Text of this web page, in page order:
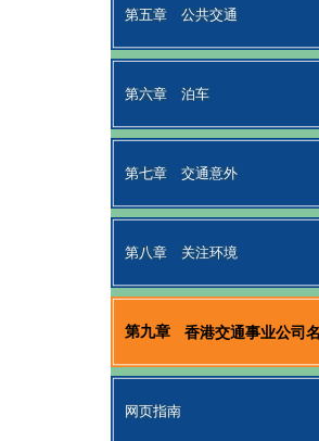
第五章 公共交通
第六章 泊车
第七章 交通意外
第八章 关注环境
第九章 香港交通事业公司
网页指南